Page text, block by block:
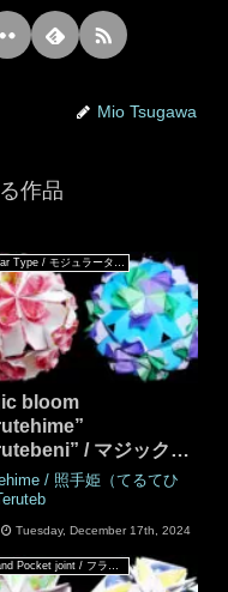
Mio Tsugawa
作品
bloom
/ マジックブ
「照手姫」「照手
/ 照手姫（てるてひ
Tuesday, December 17th, 2024